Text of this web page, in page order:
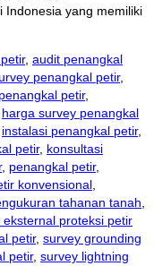
Indonesia yang memiliki
, audit penangkal
penangkal petir,
petir,
harga survey penangkal
instalasi penangkal petir,
petir, konsultasi
, penangkal petir,
konvensional,
tahanan tanah,
eksternal proteksi petir
petir, survey grounding
petir, survey lightning